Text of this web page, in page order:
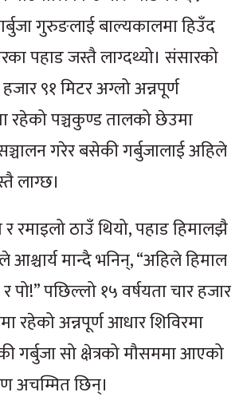
गुरुङलाई बाल्यकालमा हिउँद
पहाड जस्तै लाग्दथ्यो। संसारको
९१ मिटर अग्लो अन्नपूर्ण
रहेको पञ्चकुण्ड तालको छेउमा
गरेर बसेकी गर्बुजालाई अहिले
लाग्छ।
र रमाइलो ठाउँ थियो, पहाड हिमालझै
आश्चार्य मान्दै भनिन्, “अहिले हिमाल
पो!” पछिल्लो १५ वर्षयता चार हजार
रहेको अन्नपूर्ण आधार शिविरमा
गर्बुजा सो क्षेत्रको मौसममा आएको
अचम्मित छिन्।